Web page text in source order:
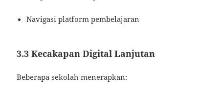
Navigasi platform pembelajaran
3.3 Kecakapan Digital Lanjutan
Beberapa sekolah menerapkan: